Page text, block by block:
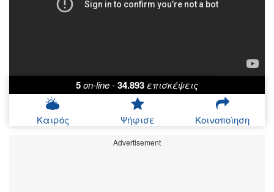
5on-line-34.893επισκέψεις
Καιρός Ψήφισε Κοινοποίηση
Advertisement